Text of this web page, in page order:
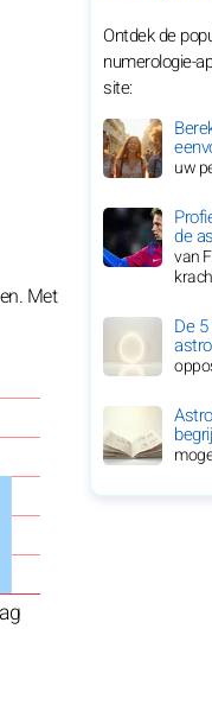
Met
Ontdek de
numerologie-
site:
uw
de
van
De